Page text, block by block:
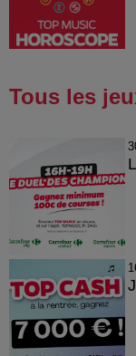
Tous les